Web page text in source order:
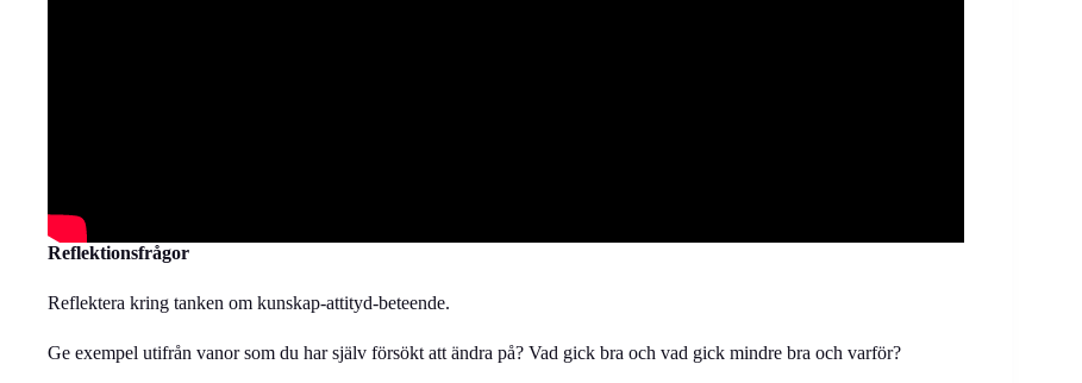
Reflektionsfrågor
Reflektera kring tanken om kunskap-attityd-beteende.
Ge exempel utifrån vanor som du har själv försökt att ändra på? Vad gick bra och vad gick mindre bra och varför?